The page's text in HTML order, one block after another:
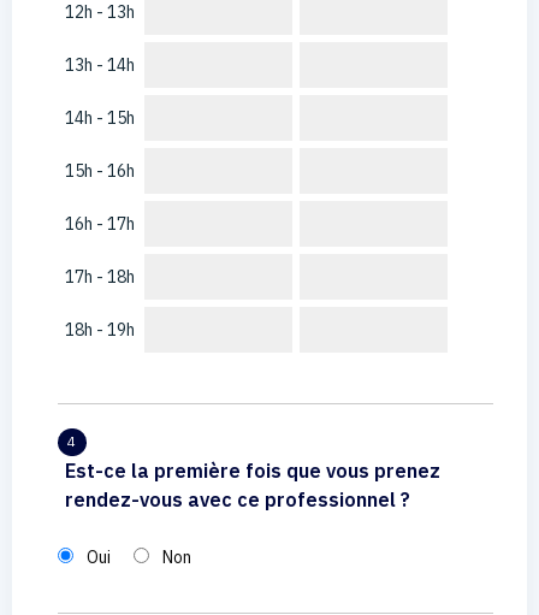
12h - 13h
13h - 14h
14h - 15h
15h - 16h
16h - 17h
17h - 18h
18h - 19h
4
Est-ce la première fois que vous prenez
rendez-vous avec ce professionnel ?
Oui Non